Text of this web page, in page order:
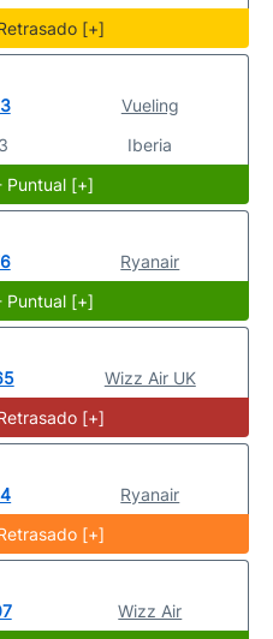
[+]
Vueling
Iberia
Puntual [+]
Ryanair
Puntual [+]
Wizz Air UK
[+]
Ryanair
[+]
Wizz Air